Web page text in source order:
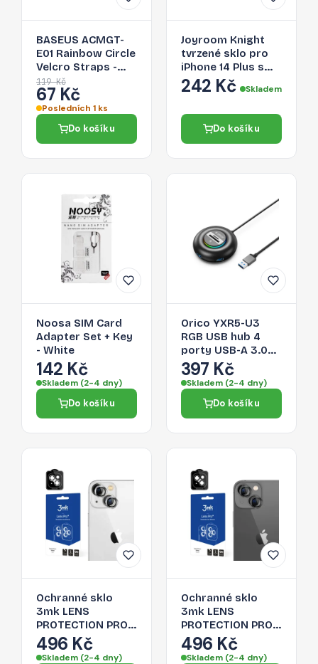
BASEUS ACMGT-
E01 Rainbow Circle
Velcro Straps -
páska na suchý zip
pro organizaci
kabelů, 1m, černá
119 Kč
67 Kč
Posledních 1 ks
Do košíku
Joyroom Knight
tvrzené sklo pro
iPhone 14 Plus s
aplikátorem,
průhledné (JR-H11)
242 Kč Skladem
Do košíku
Noosa SIM Card
Adapter Set + Key
- White
142 Kč
Skladem (2-4 dny)
Do košíku
Orico YXR5-U3
RGB USB hub 4
porty USB-A 3.0
se čtečkou SD a
microSD karet 0,3
m – černý
397 Kč
Skladem (2-4 dny)
Do košíku
Ochranné sklo
3mk LENS
PROTECTION PRO
pro iPhone 14 Plus
- stříbrná
496 Kč
Skladem (2-4 dny)
Ochranné sklo
3mk LENS
PROTECTION PRO
pro iPhone 14 Plus
- šedá
496 Kč
Skladem (2-4 dny)